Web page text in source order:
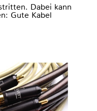
Dabei kann
Gute Kabel